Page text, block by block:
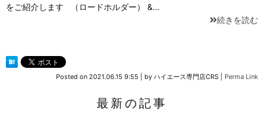
をご紹介します （ロードホルダー） &…
続きを読む
Posted on 2021.06.15 9:55 by ハイエース専門店CRS Perma Link
最新の記事